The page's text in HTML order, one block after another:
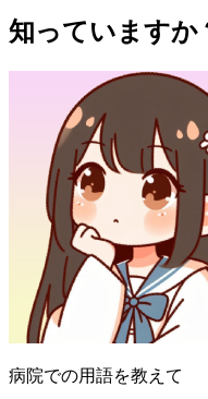
知っていますか
病院での用語を教えて